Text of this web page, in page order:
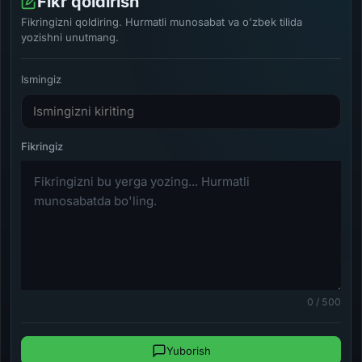
Fikringizni qoldiring. Hurmatli munosabat va o'zbek tilida
yozishni unutmang.
Ismingiz
0 / 500
Yuborish